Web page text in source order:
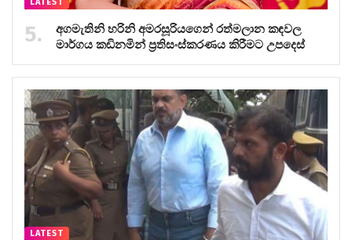
අගමැතිනි හරිනි අමරසූරියගෙන් රත්මලාන කඳවල
මාර්ගය කඩිනමින් ප්‍රතිසංස්කරණය කිරීමට උපදෙස්
LATEST